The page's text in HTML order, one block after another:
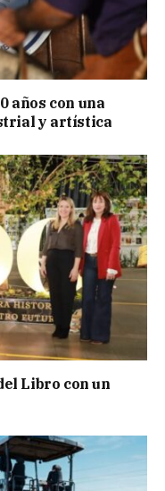
años con una
y artística
Libro con un